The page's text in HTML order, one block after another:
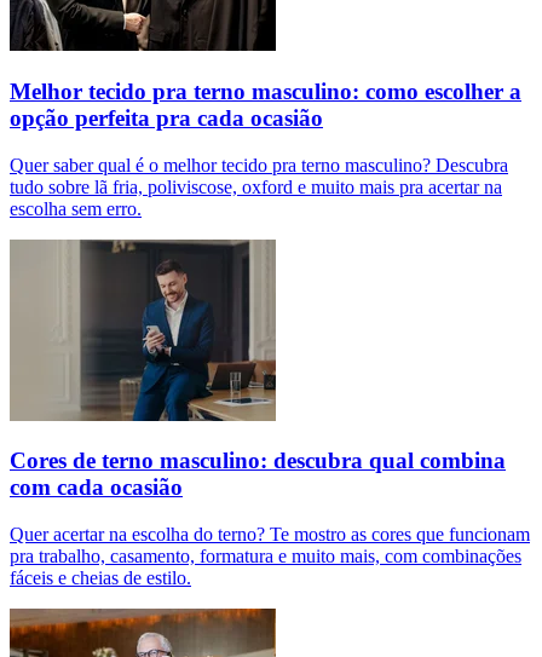
Melhor tecido pra terno masculino: como escolher a
opção perfeita pra cada ocasião
Quer saber qual é o melhor tecido pra terno masculino? Descubra
tudo sobre lã fria, poliviscose, oxford e muito mais pra acertar na
escolha sem erro.
Cores de terno masculino: descubra qual combina
com cada ocasião
Quer acertar na escolha do terno? Te mostro as cores que funcionam
pra trabalho, casamento, formatura e muito mais, com combinações
fáceis e cheias de estilo.